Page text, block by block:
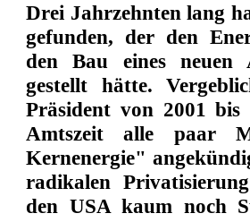
Drei Jahrzehnten lang
gefunden, der den
den Bau eines neuen
gestellt hätte.
Präsident von 2001
Amtszeit alle paar
Kernenergie"
radikalen
den USA kaum noch